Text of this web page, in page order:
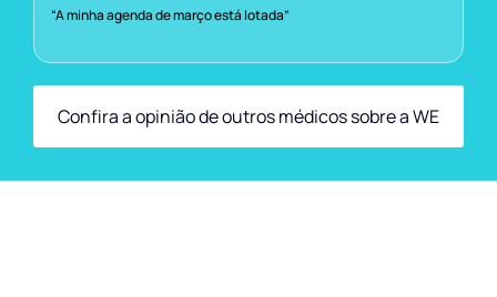
“A minha agenda de março está lotada”
Confira a opinião de outros médicos sobre a WE